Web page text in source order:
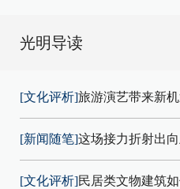
光明导读
[文化评析]旅游演艺带来新
[新闻随笔]这场接力折射出
[文化评析]民居类文物建筑